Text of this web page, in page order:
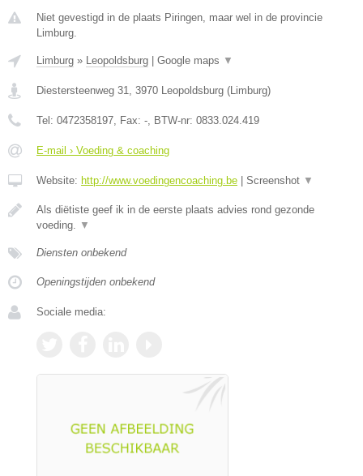
Niet gevestigd in de plaats Piringen, maar wel in de provincie
Limburg.
Limburg » Leopoldsburg Google maps ▼
Diestersteenweg 31, 3970 Leopoldsburg (Limburg)
Tel: 0472358197, Fax: -, BTW-nr: 0833.024.419
E-mail › Voeding & coaching
Website: http://www.voedingencoaching.be Screenshot ▼
Als diëtiste geef ik in de eerste plaats advies rond gezonde
voeding. ▼
Diensten onbekend
Openingstijden onbekend
Sociale media: